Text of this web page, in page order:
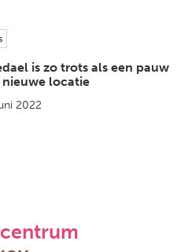
is zo trots als een pauw
nieuwe locatie
2022